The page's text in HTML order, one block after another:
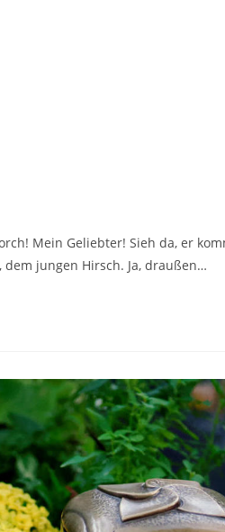
Mein Geliebter! Sieh da, er
jungen Hirsch. Ja, draußen…